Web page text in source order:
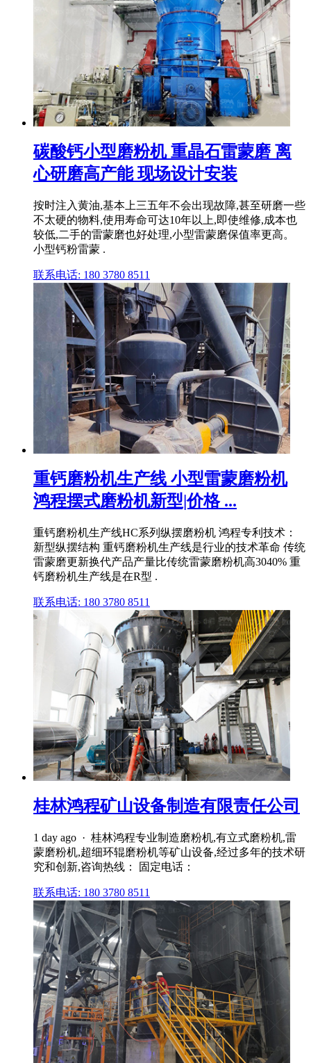
碳酸钙小型磨粉机 重晶石雷蒙磨 离
心研磨高产能 现场设计安装
按时注入黄油,基本上三五年不会出现故障,甚至研磨一些
不太硬的物料,使用寿命可达10年以上,即使维修,成本也
较低,二手的雷蒙磨也好处理,小型雷蒙磨保值率更高。
小型钙粉雷蒙 .
联系电话: 180 3780 8511
重钙磨粉机生产线 小型雷蒙磨粉机
鸿程摆式磨粉机新型|价格 ...
重钙磨粉机生产线HC系列纵摆磨粉机 鸿程专利技术：
新型纵摆结构 重钙磨粉机生产线是行业的技术革命 传统
雷蒙磨更新换代产品产量比传统雷蒙磨粉机高3040% 重
钙磨粉机生产线是在R型 .
联系电话: 180 3780 8511
桂林鸿程矿山设备制造有限责任公司
1 day ago · 桂林鸿程专业制造磨粉机,有立式磨粉机,雷
蒙磨粉机,超细环辊磨粉机等矿山设备,经过多年的技术研
究和创新,咨询热线： 固定电话：
联系电话: 180 3780 8511